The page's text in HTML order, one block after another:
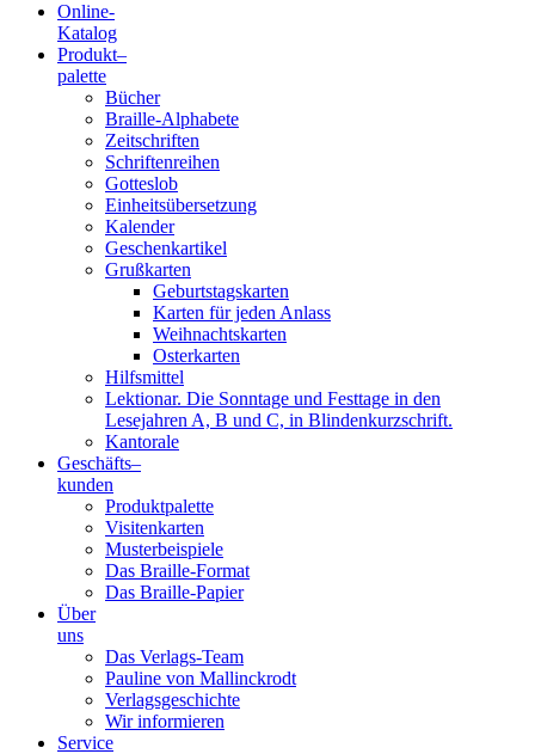
Blindenschrift-
Verlag
Druckerei
gGmbH
Online-
Katalog
Produkt–
palette
Bücher
Braille-Alphabete
Zeitschriften
Schriftenreihen
Gotteslob
Einheitsübersetzung
Kalender
Geschenkartikel
Grußkarten
Geburtstagskarten
Karten für jeden Anlass
Weihnachtskarten
Osterkarten
Hilfsmittel
Lektionar. Die Sonntage und Festtage in den
Lesejahren A, B und C, in Blindenkurzschrift.
Kantorale
Geschäfts­–
kunden
Produktpalette
Visitenkarten
Musterbeispiele
Das Braille-Format
Das Braille-Papier
Über
uns
Das Verlags-Team
Pauline von Mallinckrodt
Verlagsgeschichte
Wir informieren
Service